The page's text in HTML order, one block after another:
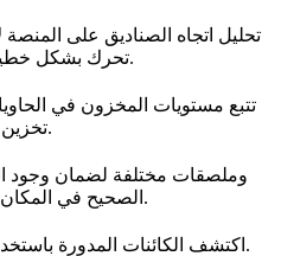
تحليل اتجاه الصناديق على
تحرك بشكل خطير أو تم تخزينه بشكل غير صحيح.
تتبع مستويات المخزون في
تخزين المنتجات بزوايا وأعماق متفاوتة.
الصحيح في المكان الصحيح (توافق مخطط العرض).
اكتشف الكائنات المدورة باستخدام مربعات إحاطة مدركة للزوايا.